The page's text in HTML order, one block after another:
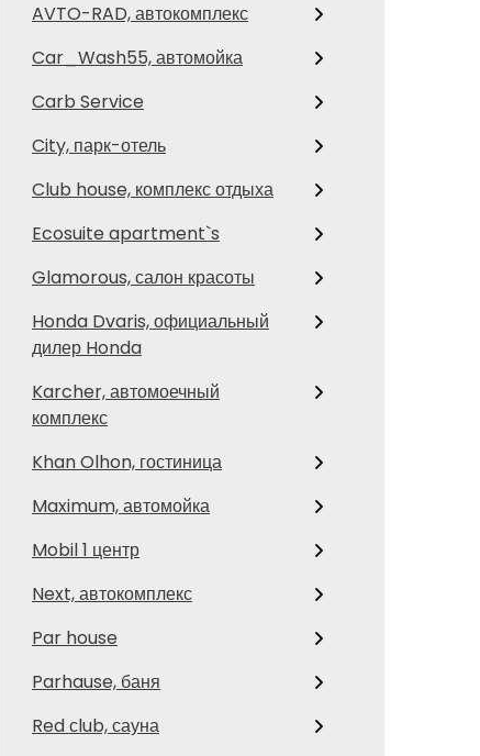
AVTO-RAD, автокомплекс
Car_Wash55, автомойка
Carb Service
City, парк-отель
Club house, комплекс отдыха
Ecosuite apartment`s
Glamorous, салон красоты
Honda Dvaris, официальный
дилер Honda
Karcher, автомоечный
комплекс
Khan Olhon, гостиница
Maximum, автомойка
Mobil 1 центр
Next, автокомплекс
Par house
Parhause, баня
Red сlub, сауна